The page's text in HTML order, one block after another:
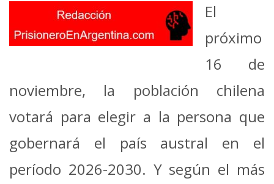
El
próximo
16 de
noviembre, la población chilena
votará para elegir a la persona que
gobernará el país austral en el
período 2026-2030. Y según el más